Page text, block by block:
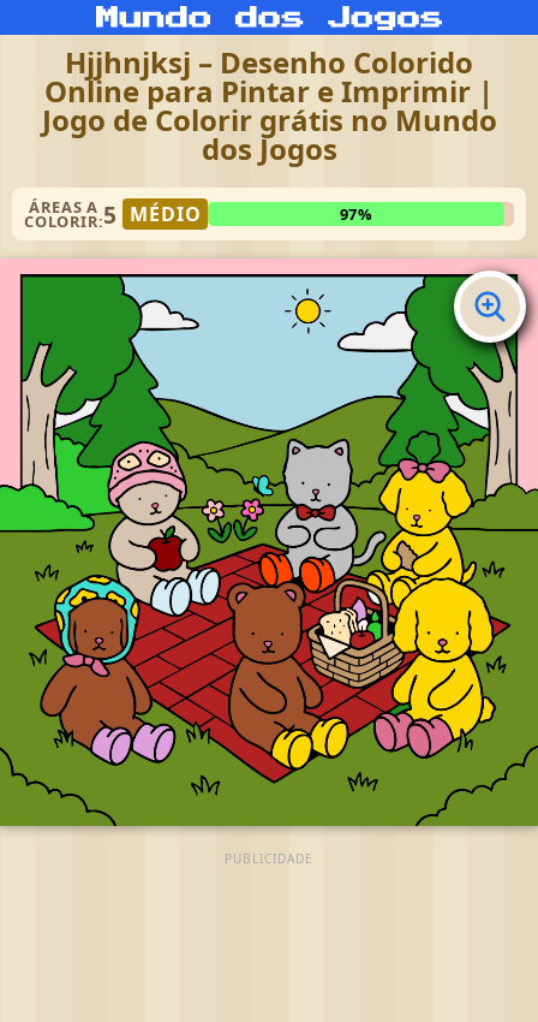
Hjjhnjksj – Desenho Colorido
Online para Pintar e Imprimir |
Jogo de Colorir grátis no Mundo
dos Jogos
ÁREAS A
COLORIR:5 MÉDIO 97%
PUBLICIDADE